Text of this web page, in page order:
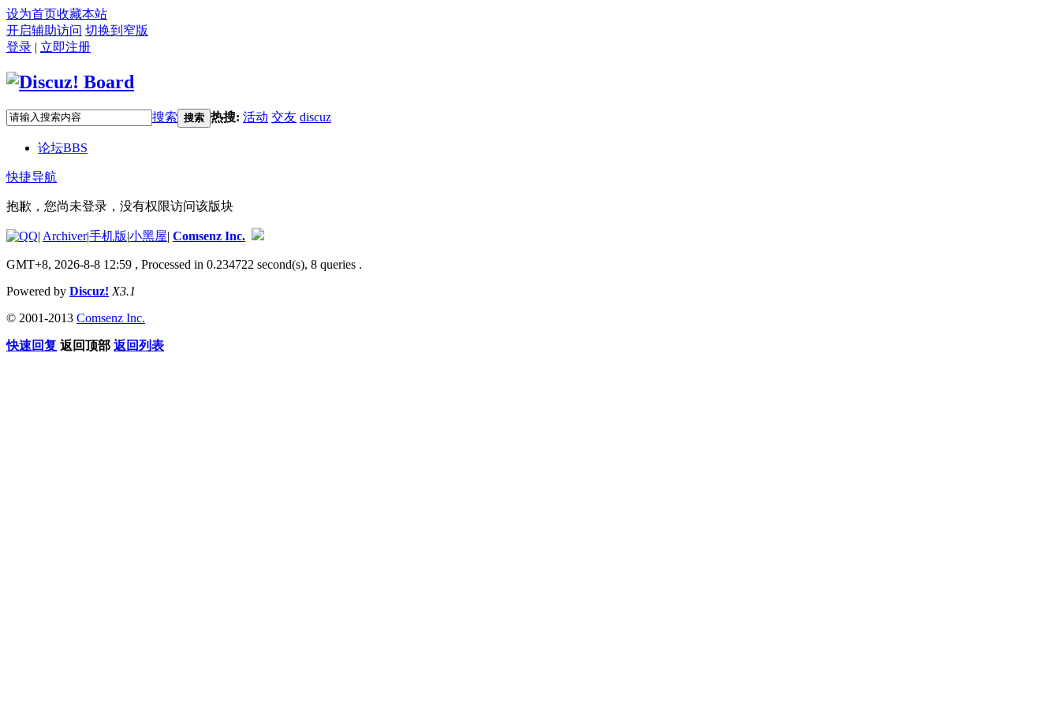
设为首页收藏本站
开启辅助访问 切换到窄版
登录 | 立即注册
搜索 搜索 热搜: 活动 交友 discuz
论坛BBS
快捷导航
抱歉，您尚未登录，没有权限访问该版块
| Archiver|手机版|小黑屋| Comsenz Inc.
GMT+8, 2026-8-8 12:59 , Processed in 0.234722 second(s), 8 queries .
Powered by Discuz! X3.1
© 2001-2013 Comsenz Inc.
快速回复 返回顶部 返回列表